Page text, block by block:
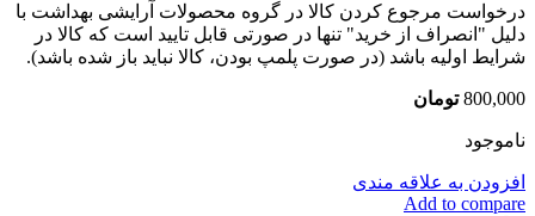
درخواست مرجوع کردن کالا در گروه محصولات آرایشی بهداشت با
دلیل "انصراف از خرید" تنها در صورتی قابل تایید است که کالا در
شرایط اولیه باشد (در صورت پلمپ بودن، کالا نباید باز شده باشد).
800,000 تومان
ناموجود
افزودن به علاقه مندی
Add to compare